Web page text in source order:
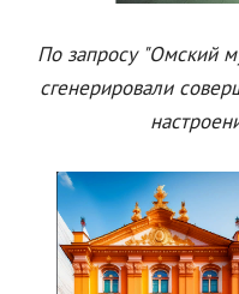
По запросу "Омский
сгенерировали